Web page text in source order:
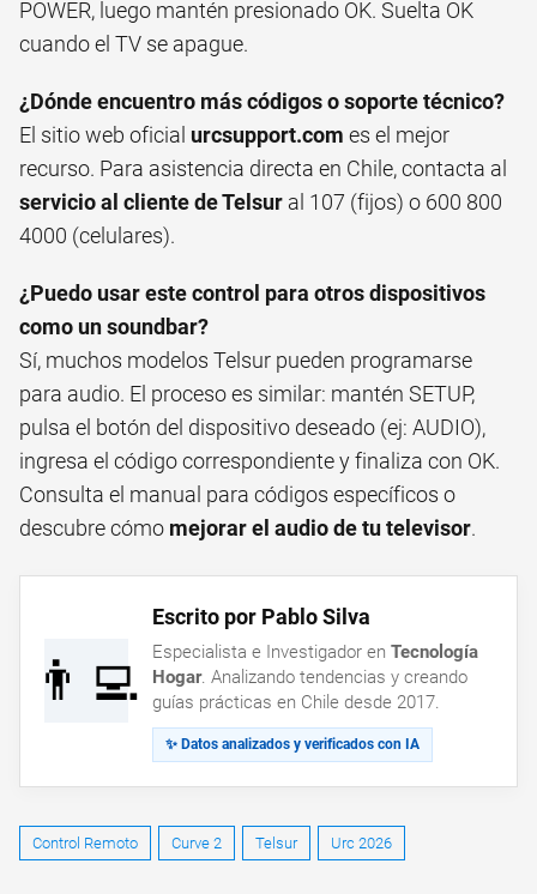
POWER, luego mantén presionado OK. Suelta OK
cuando el TV se apague.
¿Dónde encuentro más códigos o soporte técnico?
El sitio web oficial urcsupport.com es el mejor
recurso. Para asistencia directa en Chile, contacta al
servicio al cliente de Telsur al 107 (fijos) o 600 800
4000 (celulares).
¿Puedo usar este control para otros dispositivos
como un soundbar?
Sí, muchos modelos Telsur pueden programarse
para audio. El proceso es similar: mantén SETUP,
pulsa el botón del dispositivo deseado (ej: AUDIO),
ingresa el código correspondiente y finaliza con OK.
Consulta el manual para códigos específicos o
descubre cómo mejorar el audio de tu televisor.
👨‍💻
Escrito por Pablo Silva
Especialista e Investigador en Tecnología
Hogar. Analizando tendencias y creando
guías prácticas en Chile desde 2017.
✨ Datos analizados y verificados con IA
Control Remoto Curve 2 Telsur Urc 2026